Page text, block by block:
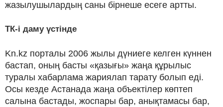
жазылушылардың саны бірнеше есеге артты.
ТК-і даму үстінде
Kn.kz порталы 2006 жылы дүниеге келген күннен
бастап, оның басты «қазығы» жаңа құрылыс
туралы хабарлама жариялап тарату болып еді.
Осы кезде Астанада жаңа объектілер көптеп
салына бастады, жоспары бар, анықтамасы бар,